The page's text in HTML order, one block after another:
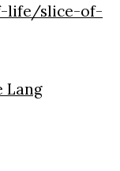
life/slice-of-
Lang